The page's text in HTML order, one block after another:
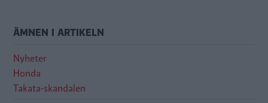
ÄMNEN I ARTIKELN
Nyheter
Honda
Takata-skandalen